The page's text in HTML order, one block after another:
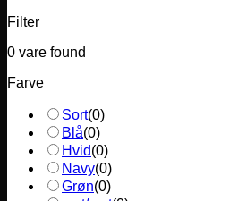
Filter
0 vare found
Farve
Sort(0)
Blå(0)
Hvid(0)
Navy(0)
Grøn(0)